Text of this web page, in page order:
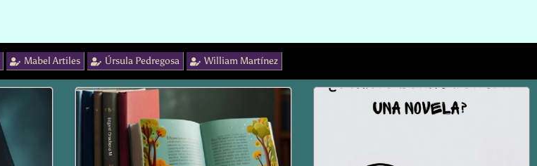
Mabel Artiles Úrsula Pedregosa William Martínez
PagePage Page Page